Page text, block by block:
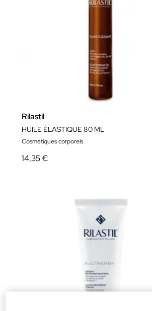
Rilastil
HUILE ÉLASTIQUE 80 ML
Cosmétiques corporels
14,35 €